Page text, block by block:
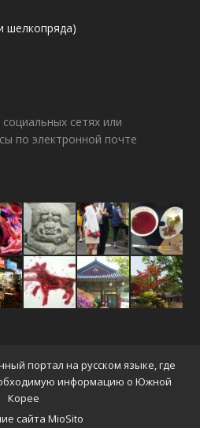
шелкопряда)
сетях или
по электронной почте
портал на русском языке, где
информацию о Южной
Корее
сайта MioSito